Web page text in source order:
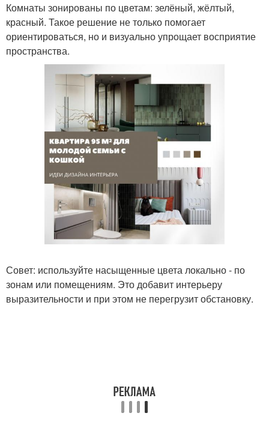
Комнаты зонированы по цветам: зелёный, жёлтый,
красный. Такое решение не только помогает
ориентироваться, но и визуально упрощает восприятие
пространства.
Совет: используйте насыщенные цвета локально - по
зонам или помещениям. Это добавит интерьеру
выразительности и при этом не перегрузит обстановку.